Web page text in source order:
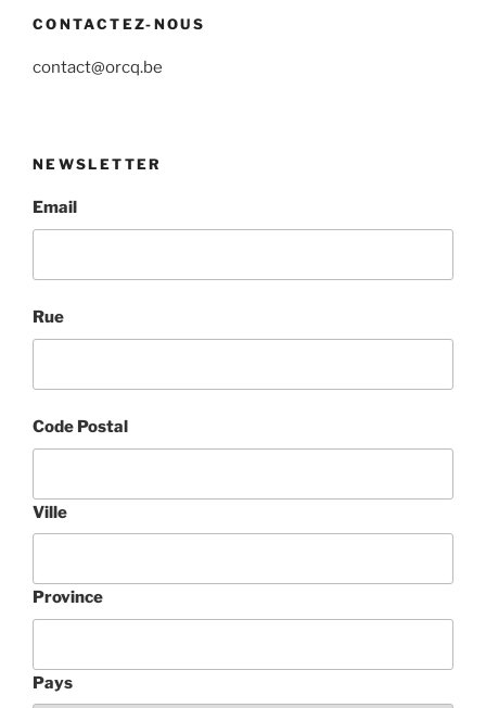
CONTACTEZ-NOUS
contact@orcq.be
NEWSLETTER
Email
Rue
Code Postal
Ville
Province
Pays